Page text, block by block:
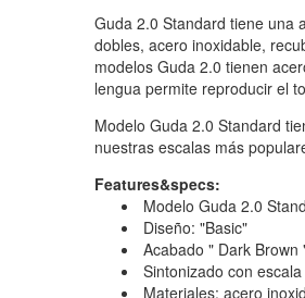
Guda 2.0 Standard tiene una
dobles, acero inoxidable,
modelos Guda 2.0 tienen
lengua permite reproducir el
Modelo Guda 2.0 Standard
nuestras escalas más
Features&specs:
Modelo Guda 2.0
Diseño: "Basic"
Acabado " Dark Brown
Sintonizado con escala
Materiales: acero